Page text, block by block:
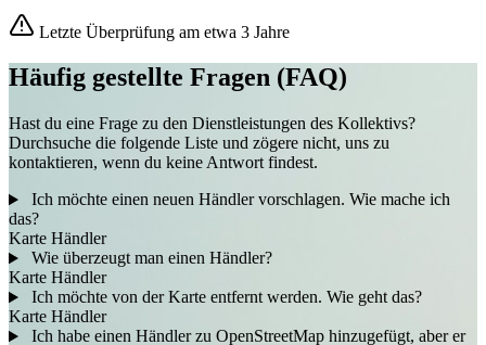
Letzte Überprüfung am etwa 3 Jahre
Häufig gestellte Fragen (FAQ)
Hast du eine Frage zu den Dienstleistungen des Kollektivs?
Durchsuche die folgende Liste und zögere nicht, uns zu
kontaktieren, wenn du keine Antwort findest.
Ich möchte einen neuen Händler vorschlagen. Wie mache ich
das?
Karte Händler
Wie überzeugt man einen Händler?
Karte Händler
Ich möchte von der Karte entfernt werden. Wie geht das?
Karte Händler
Ich habe einen Händler zu OpenStreetMap hinzugefügt, aber er